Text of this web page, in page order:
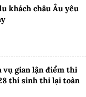
khách châu Âu yêu
vụ gian lận điểm thi
thí sinh thi lại toàn